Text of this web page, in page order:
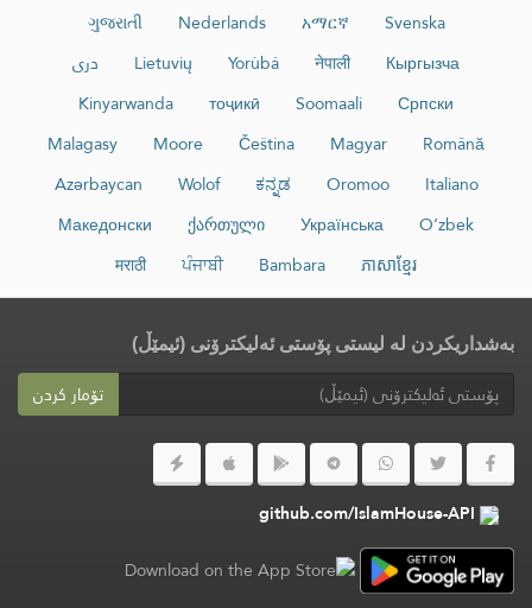
Svenska
አማርኛ
Nederlands
ગુજરાતી
Кыргызча
नेपाली
Yorùbá
Lietuvių
دری
Српски
Soomaali
тоҷикӣ
Kinyarwanda
Română
Magyar
Čeština
Moore
Malagasy
Italiano
Oromoo
ಕನ್ನಡ
Wolof
Azərbaycan
O‘zbek
Українська
ქართული
Македонски
ភាសាខ្មែរ
Bambara
ਪੰਜਾਬੀ
मराठी
بەشداریکردن لە لیستی پۆستی ئەلیکترۆنی (ئیمێڵ)
تۆمار کردن
github.com/IslamHouse-API